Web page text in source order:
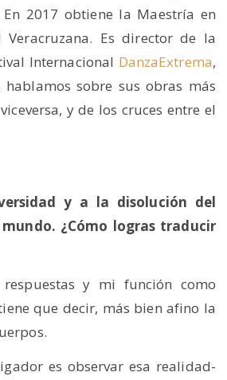
2017 obtiene la Maestría en
Es director de la
Internacional DanzaExtrema,
sobre sus obras más
y de los cruces entre el
y a la disolución del
¿Cómo logras traducir
y mi función como
que decir, más bien afino la
es observar esa realidad-